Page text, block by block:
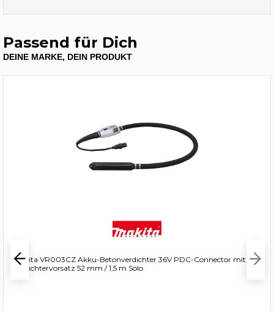
Passend für Dich
DEINE MARKE, DEIN PRODUKT
Makita VR003CZ Akku-Betonverdichter 36V PDC-Connector mit
Verdichtervorsatz 52 mm / 1,5 m Solo